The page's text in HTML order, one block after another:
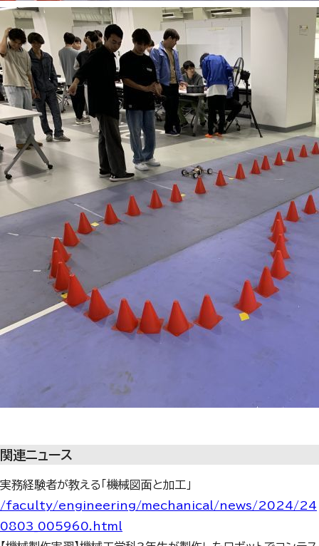
関連ニュース
実務経験者が教える「機械図面と加工」
/faculty/engineering/mechanical/news/2024/24
0803_005960.html